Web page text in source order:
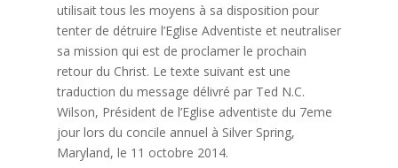
utilisait tous les moyens à sa disposition pour
tenter de détruire l’Eglise Adventiste et neutraliser
sa mission qui est de proclamer le prochain
retour du Christ. Le texte suivant est une
traduction du message délivré par Ted N.C.
Wilson, Président de l’Eglise adventiste du 7eme
jour lors du concile annuel à Silver Spring,
Maryland, le 11 octobre 2014.